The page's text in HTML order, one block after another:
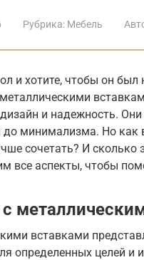
Рубрика: Мебель
и хотите, чтобы он
и надежность.
до минимализма. Но
сочетать? И сколько
все аспекты, чтобы
вставками
определенных целей и